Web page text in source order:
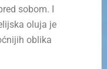
sobom. I
oluja je
oblika